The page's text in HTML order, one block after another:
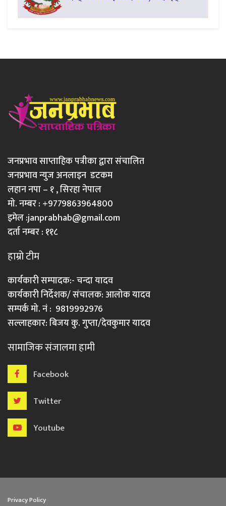
जनप्रभाव साप्ताहिक पत्रीका द्वारा संचालित
जनप्रभाव न्युज अनलाइन डटकम
लहान नपा – १ , सिरहा नेपाल
मो. नम्बर : +9779863964800
इमेल :janprabhab@gmail.com
दर्ता नम्बर : ११८
हाम्रो टीम
कार्यकारी सम्पादक:- चन्दा यादव
कार्यकारी निर्देशक/ संचालक: आलोक यादव
सम्पर्क मो. नं : 9819992976
सल्लाहकार: बिजय कु. गुप्ता/देवकुमार यादव
सामाजिक संजालमा हामी
Facebook
Twitter
Youtube
Privacy Policy